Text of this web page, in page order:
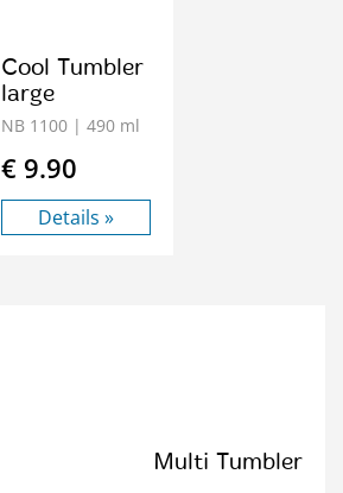
Cool Tumbler
large
NB 1100 | 490 ml
€ 9.90
Details »
Multi Tumbler